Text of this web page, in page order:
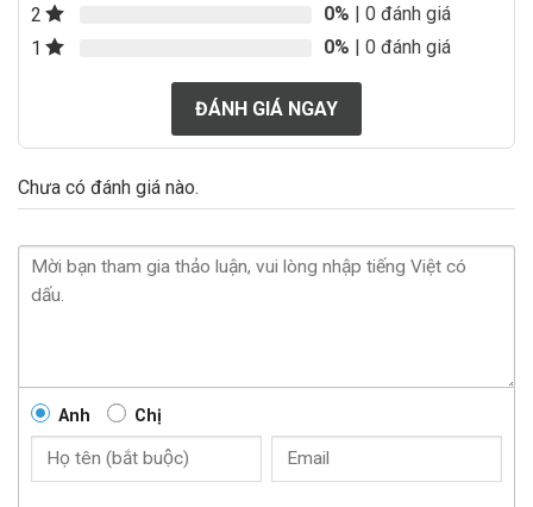
2
0% | 0 đánh giá
1
0% | 0 đánh giá
ĐÁNH GIÁ NGAY
Chưa có đánh giá nào.
Anh Chị